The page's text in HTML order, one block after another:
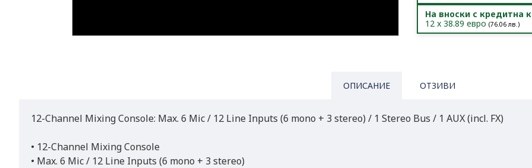
На вноски с кредитна
12 x 38.89 евро (76.06лв.)
ОПИСАНИЕ ОТЗИВИ
12-Channel Mixing Console: Max. 6 Mic / 12 Line Inputs (6 mono + 3 stereo) / 1 Stereo Bus / 1 AUX (incl. FX)
• 12-Channel Mixing Console
• Max. 6 Mic / 12 Line Inputs (6 mono + 3 stereo)